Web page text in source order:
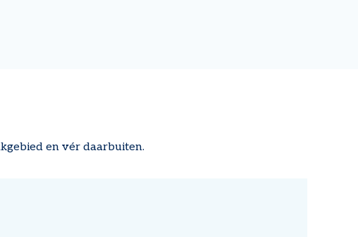
en vér daarbuiten.